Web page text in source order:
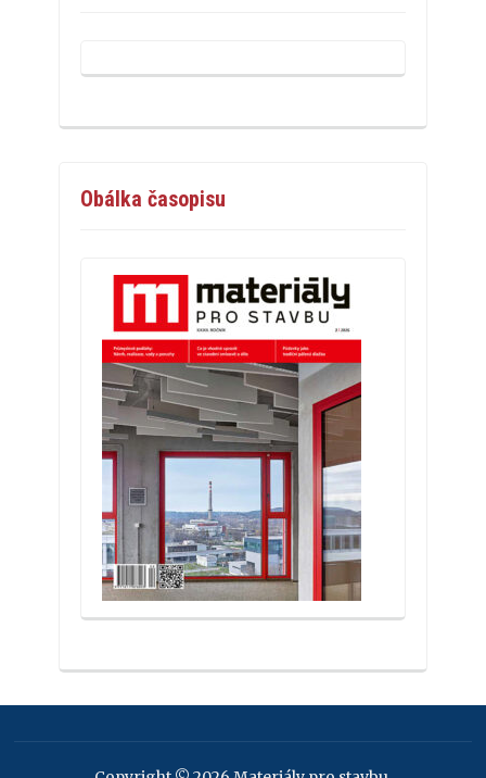
Obálka časopisu